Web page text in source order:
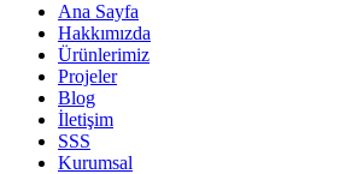
Ana Sayfa
Hakkımızda
Ürünlerimiz
Projeler
Blog
İletişim
SSS
Kurumsal